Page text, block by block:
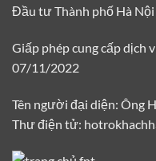
Đầu tư Thành phố Hà
Giấp phép cung cấp dịch
07/11/2022
Tên người đại diện: Ông
Thư điện tử: